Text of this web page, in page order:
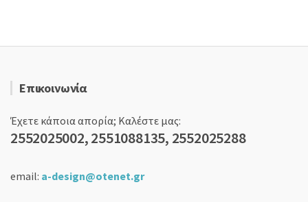
Επικοινωνία
Έχετε κάποια απορία; Καλέστε μας:
2552025002, 2551088135, 2552025288
email: a-design@otenet.gr